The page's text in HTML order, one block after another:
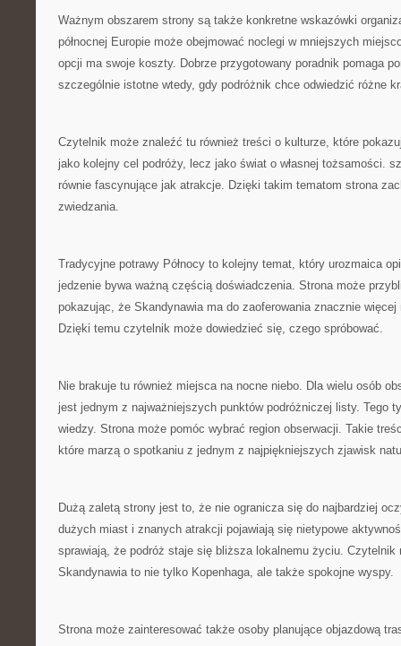
Ważnym obszarem strony są także konkretne wskazówki
północnej Europie może obejmować noclegi w mniejszych
opcji ma swoje koszty. Dobrze przygotowany poradnik pomaga
szczególnie istotne wtedy, gdy podróżnik chce odwiedzić różne
Czytelnik może znaleźć tu również treści o kulturze, które
jako kolejny cel podróży, lecz jako świat o własnej tożsamości.
równie fascynujące jak atrakcje. Dzięki takim tematom strona
zwiedzania.
Tradycyjne potrawy Północy to kolejny temat, który urozmaica
jedzenie bywa ważną częścią doświadczenia. Strona może
pokazując, że Skandynawia ma do zaoferowania znacznie
Dzięki temu czytelnik może dowiedzieć się, czego spróbować.
Nie brakuje tu również miejsca na nocne niebo. Dla wielu osób
jest jednym z najważniejszych punktów podróżniczej listy. Tego
wiedzy. Strona może pomóc wybrać region obserwacji. Takie
które marzą o spotkaniu z jednym z najpiękniejszych zjawisk
Dużą zaletą strony jest to, że nie ogranicza się do najbardziej
dużych miast i znanych atrakcji pojawiają się nietypowe
sprawiają, że podróż staje się bliższa lokalnemu życiu. Czytelnik
Skandynawia to nie tylko Kopenhaga, ale także spokojne wyspy.
Strona może zainteresować także osoby planujące objazdową